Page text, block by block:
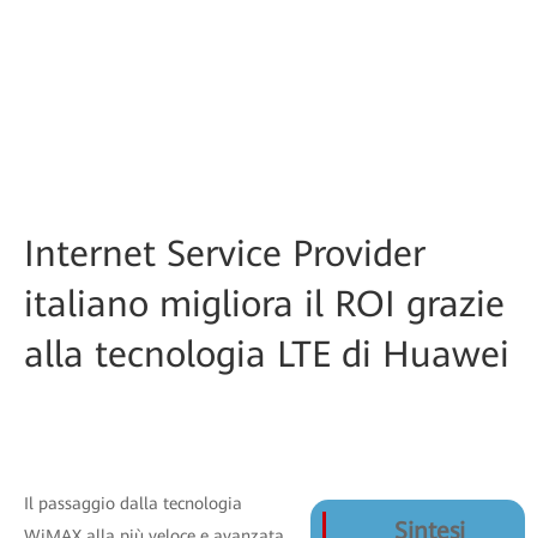
Internet Service Provider
italiano migliora il ROI grazie
alla tecnologia LTE di Huawei
Sintesi
Il passaggio dalla tecnologia